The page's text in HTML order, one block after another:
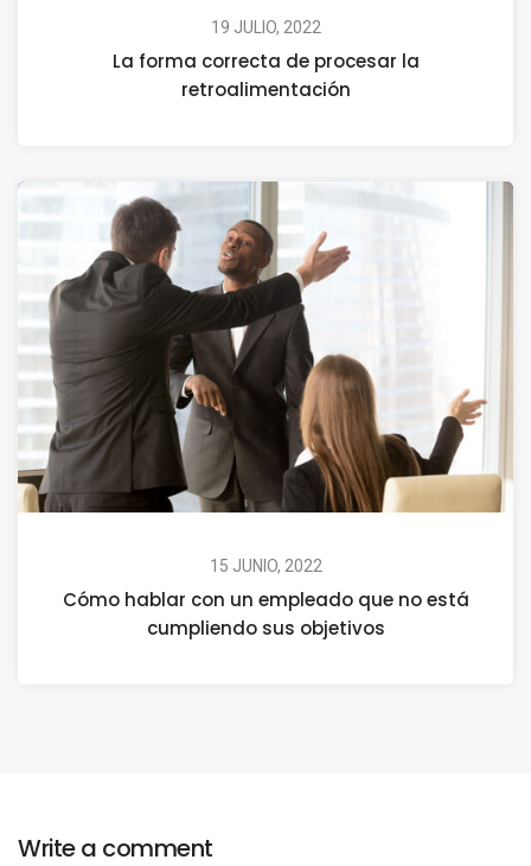
19 JULIO, 2022
La forma correcta de procesar la
retroalimentación
15 JUNIO, 2022
Cómo hablar con un empleado que no está
cumpliendo sus objetivos
Write a comment